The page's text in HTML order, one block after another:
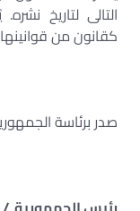
التالى لتاريخ
كقانون من قوانينها
صدر برئاسة الجمهوريىة فى 2